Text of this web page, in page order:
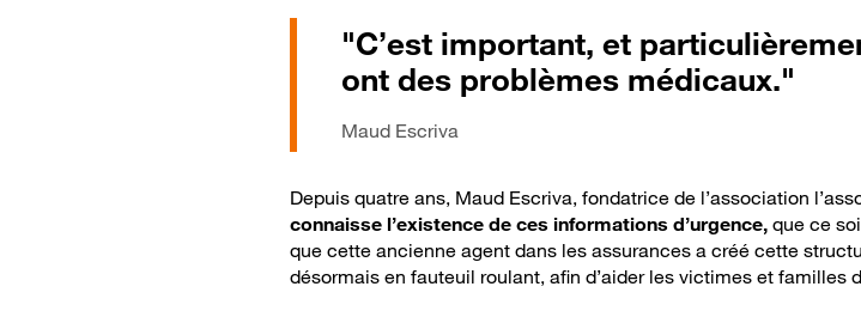
"C’est important, et
ont des problèmes médicaux."
Maud Escriva
Depuis quatre ans, Maud Escriva, fondatrice de l’association
connaisse l’existence de ces informations d’urgence, que ce
que cette ancienne agent dans les assurances a créé cette
désormais en fauteuil roulant, afin d’aider les victimes et familles